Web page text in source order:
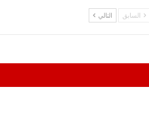
السابق التالي